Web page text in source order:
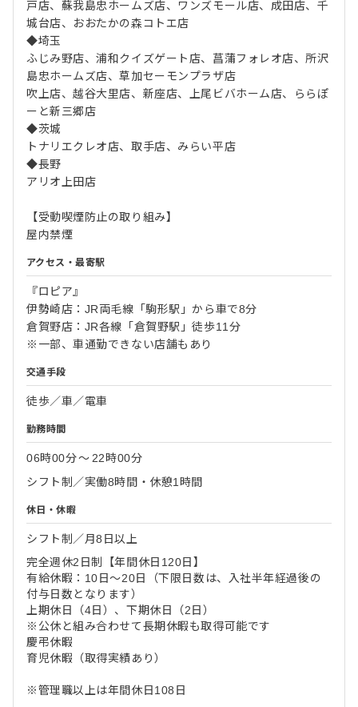
戸店、蘇我島忠ホームズ店、ワンズモール店、成田店、千
城台店、おおたかの森コトエ店
◆埼玉
ふじみ野店、浦和クイズゲート店、菖蒲フォレオ店、所沢
島忠ホームズ店、草加セーモンプラザ店
吹上店、越谷大里店、新座店、上尾ビバホーム店、ららぽ
ーと新三郷店
◆茨城
トナリエクレオ店、取手店、みらい平店
◆長野
アリオ上田店
【受動喫煙防止の取り組み】
屋内禁煙
アクセス・最寄駅
『ロピア』
伊勢崎店：JR両毛線「駒形駅」から車で8分
倉賀野店：JR各線「倉賀野駅」徒歩11分
※一部、車通勤できない店舗もあり
交通手段
徒歩／車／電車
勤務時間
06時00分〜22時00分
シフト制／実働8時間・休憩1時間
休日・休暇
シフト制／月8日以上
完全週休2日制【年間休日120日】
有給休暇：10日～20日（下限日数は、入社半年経過後の
付与日数となります）
上期休日（4日）、下期休日（2日）
※公休と組み合わせて長期休暇も取得可能です
慶弔休暇
育児休暇（取得実績あり）
※管理職以上は年間休日108日